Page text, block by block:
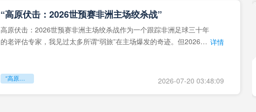
“高原伏击：2026世预赛非洲主场绞杀战”
高原伏击：2026世预赛非洲主场绞杀战作为一个跟踪非洲足球三十年
的老评估专家，我见过太多所谓“弱旅”在主场爆发的奇迹。但2026年 详情
“高原伏击：2026世预赛非洲主场绞杀战” 2026-07-20 03:48:09